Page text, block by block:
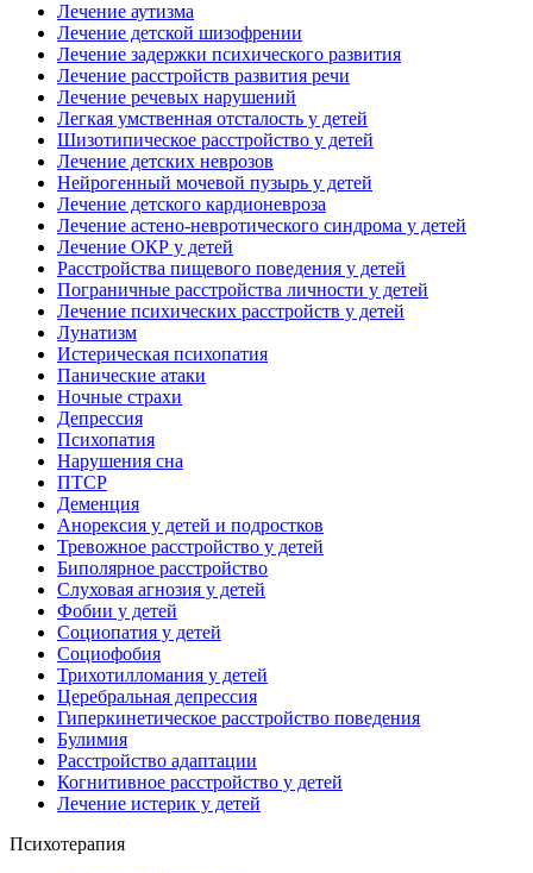
Лечение аутизма
Лечение детской шизофрении
Лечение задержки психического развития
Лечение расстройств развития речи
Лечение речевых нарушений
Легкая умственная отсталость у детей
Шизотипическое расстройство у детей
Лечение детских неврозов
Нейрогенный мочевой пузырь у детей
Лечение детского кардионевроза
Лечение астено-невротического синдрома у детей
Лечение ОКР у детей
Расстройства пищевого поведения у детей
Пограничные расстройства личности у детей
Лечение психических расстройств у детей
Лунатизм
Истерическая психопатия
Панические атаки
Ночные страхи
Депрессия
Психопатия
Нарушения сна
ПТСР
Деменция
Анорексия у детей и подростков
Тревожное расстройство у детей
Биполярное расстройство
Слуховая агнозия у детей
Фобии у детей
Социопатия у детей
Социофобия
Трихотилломания у детей
Церебральная депрессия
Гиперкинетическое расстройство поведения
Булимия
Расстройство адаптации
Когнитивное расстройство у детей
Лечение истерик у детей
Психотерапия